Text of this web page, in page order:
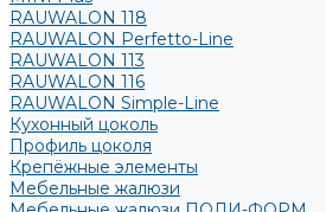
RAUWALON 118
RAUWALON Perfetto-Line
RAUWALON 113
RAUWALON 116
RAUWALON Simple-Line
Кухонный цоколь
Профиль цоколя
Крепёжные элементы
Мебельные жалюзи